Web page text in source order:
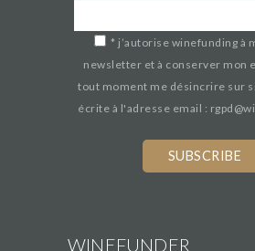
* j’autorise winefunding à
newsletter et à conserver mon
tout moment me désincrire sur
écrite à l'adresse email :
WINEFUNDER